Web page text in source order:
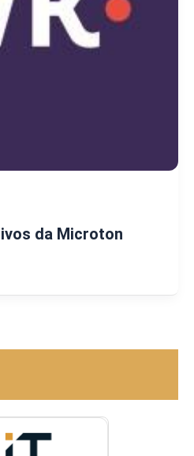
da Microton